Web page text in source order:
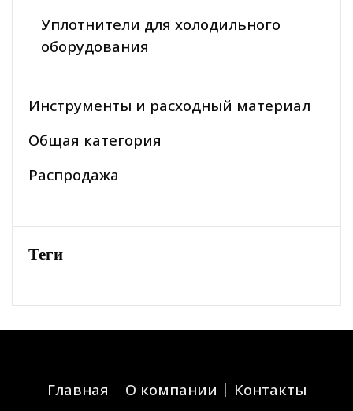
Уплотнители для холодильного
оборудования
Инструменты и расходный материал
Общая категория
Распродажа
Теги
Главная О компании Контакты